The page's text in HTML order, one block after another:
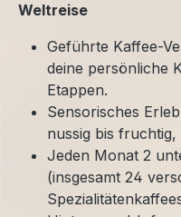
Weltreise
Geführte Kaffee-
deine persönliche
Etappen.
Sensorisches
nussig bis
Jeden Monat 2
(insgesamt 24